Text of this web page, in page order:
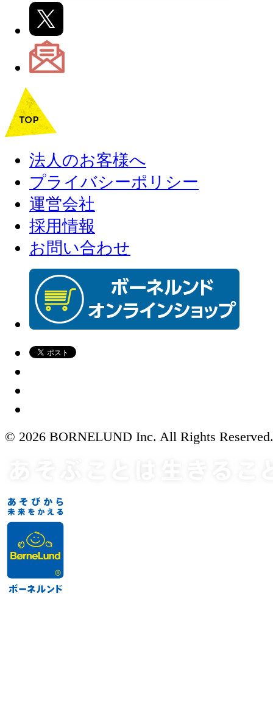
法人のお客様へ
プライバシーポリシー
運営会社
採用情報
お問い合わせ
© 2026 BORNELUND Inc. All Rights Reserved.